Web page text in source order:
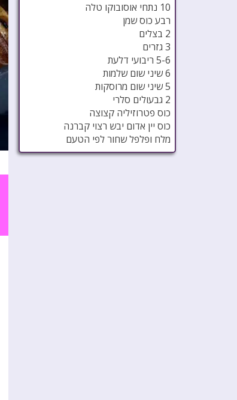
10 נתחי אוסובוקו טלה
רבע כוס שמן
2 בצלים
3 גזרים
5-6 ריבועי דלעת
6 שיני שום שלמות
5 שיני שום מרוסקות
2 גבעולים סלרי
כוס פטרוזיליה קצוצה
כוס יין אדום יבש רצוי קברנה
מלח ופלפל שחור לפי הטעם